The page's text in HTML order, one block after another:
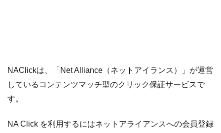
NAClickは、「Net Alliance（ネットアイランス）」が運営
しているコンテンツマッチ型のクリック保証サービスで
す。
NA Click を利用するにはネットアライアンスへの会員登録